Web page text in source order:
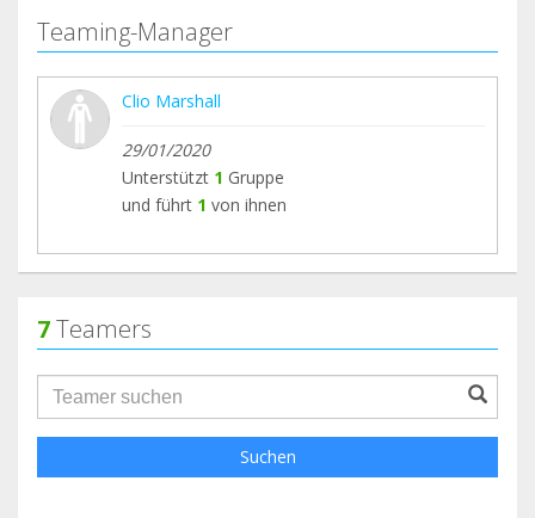
Teaming-Manager
Clio Marshall
29/01/2020
Unterstützt 1 Gruppe
und führt 1 von ihnen
7Teamers
groupProfile.searchForm.search.text???
Suchen